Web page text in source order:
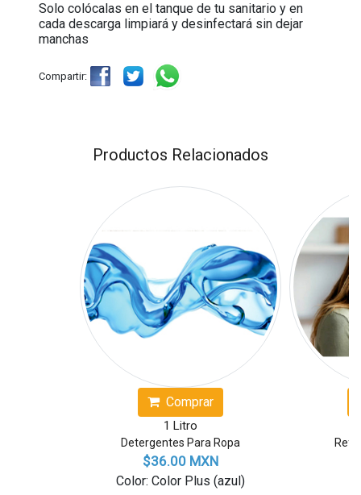
Solo colócalas en el tanque de tu sanitario y en
cada descarga limpiará y desinfectará sin dejar
manchas
Compartir:
Productos Relacionados
Detergentes Para Ropa
Color: Color Plus (azul)
Reforzador de Aroma